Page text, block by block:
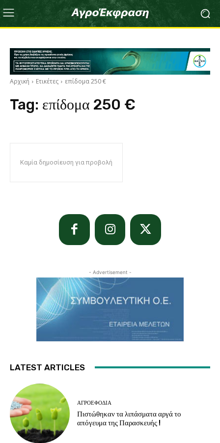
Αρχική Ετικέτες επίδομα 250 €
Tag: επίδομα 250 €
Καμία δημοσίευση για προβολή
- Advertisement -
LATEST ARTICLES
ΑΓΡΟΕΦΌΔΙΑ
Πιστώθηκαν τα λιπάσματα αργά το
απόγευμα της Παρασκευής !